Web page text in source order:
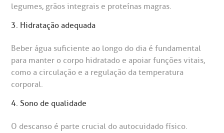
Saiba mais
de Bioética
de cuidado
legumes, grãos integrais e proteínas magras.
3. Hidratação adequada
Beber água suficiente ao longo do dia é fundamental
para manter o corpo hidratado e apoiar funções vitais,
como a circulação e a regulação da temperatura
corporal.
4. Sono de qualidade
O descanso é parte crucial do autocuidado físico.